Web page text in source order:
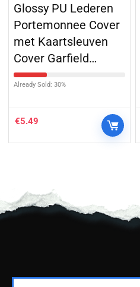
Glossy PU Lederen
Portemonnee Cover
met Kaartsleuven
Cover Garfield…
Already Sold: 30%
€5.49